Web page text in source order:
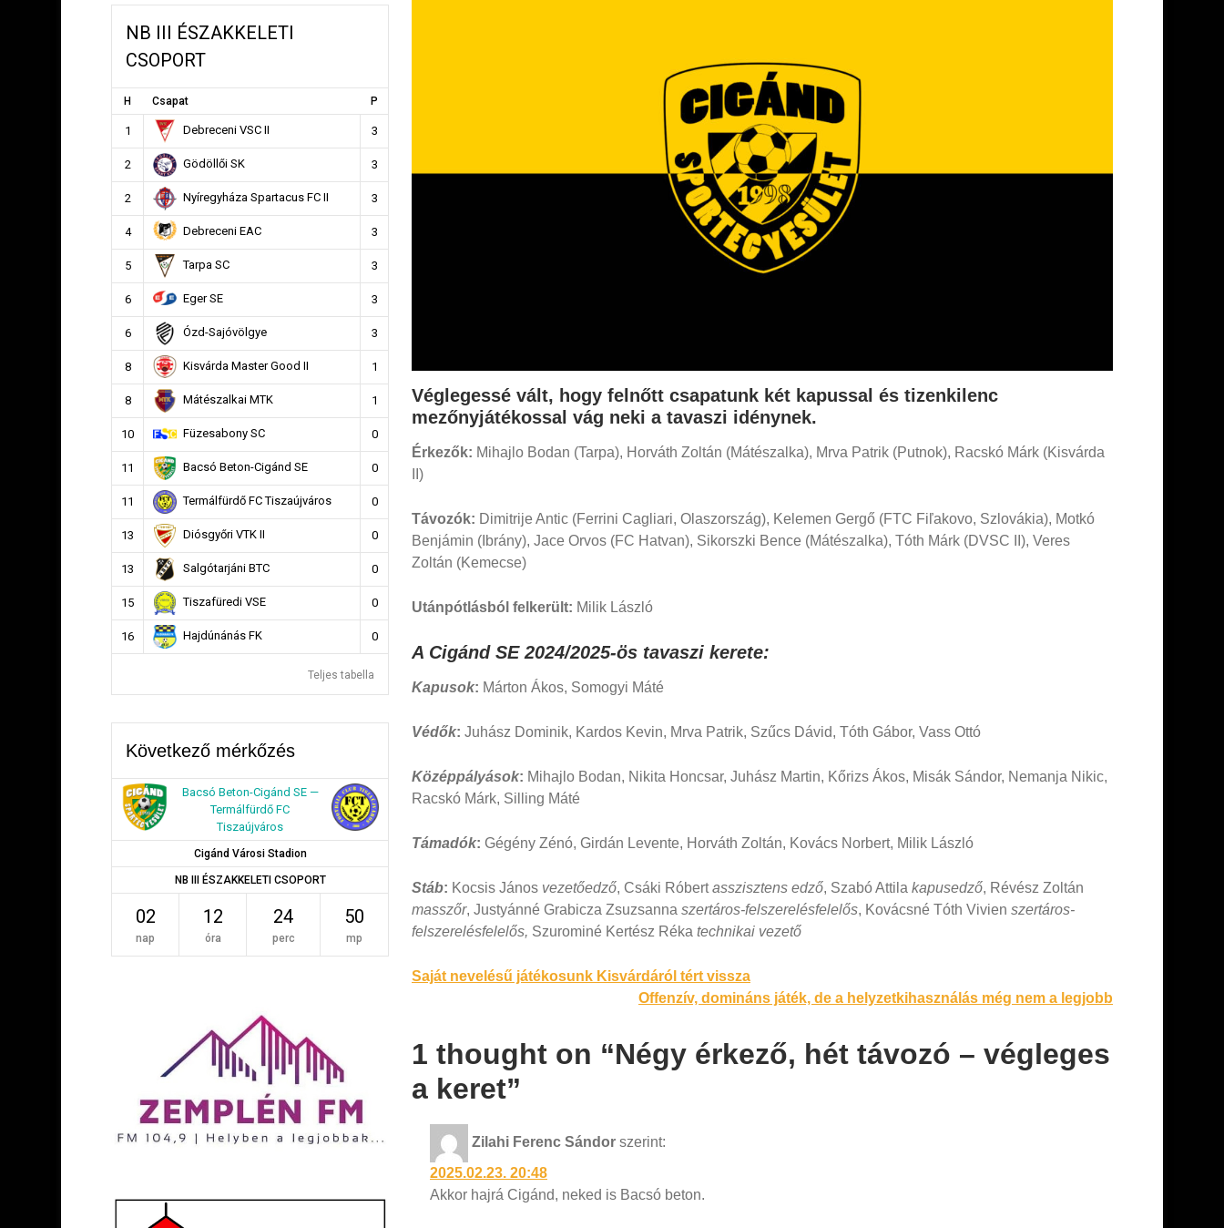
Véglegessé vált, hogy felnőtt csapatunk két kapussal és tizenkilenc
mezőnyjátékossal vág neki a tavaszi idénynek.
Érkezők: Mihajlo Bodan (Tarpa), Horváth Zoltán (Mátészalka), Mrva Patrik (Putnok), Racskó Márk (Kisvárda
II)
Távozók: Dimitrije Antic (Ferrini Cagliari, Olaszország), Kelemen Gergő (FTC Fiľakovo, Szlovákia), Motkó
Benjámin (Ibrány), Jace Orvos (FC Hatvan), Sikorszki Bence (Mátészalka), Tóth Márk (DVSC II), Veres
Zoltán (Kemecse)
Utánpótlásból felkerült: Milik László
A Cigánd SE 2024/2025-ös tavaszi kerete:
Kapusok: Márton Ákos, Somogyi Máté
Védők: Juhász Dominik, Kardos Kevin, Mrva Patrik, Szűcs Dávid, Tóth Gábor, Vass Ottó
Középpályások: Mihajlo Bodan, Nikita Honcsar, Juhász Martin, Kőrizs Ákos, Misák Sándor, Nemanja Nikic,
Racskó Márk, Silling Máté
Támadók: Gégény Zénó, Girdán Levente, Horváth Zoltán, Kovács Norbert, Milik László
Stáb: Kocsis János vezetőedző, Csáki Róbertasszisztens edző, Szabó Attila kapusedző, Révész Zoltán
masszőr, Justyánné Grabicza Zsuzsanna szertáros-felszerelésfelelős, Kovácsné Tóth Vivien szertáros-
felszerelésfelelős, Szurominé Kertész Réka technikai vezető
Bejegyzés
Saját nevelésű játékosunk Kisvárdáról tért vissza
Offenzív, domináns játék, de a helyzetkihasználás még nem a legjobb
1 thought on “Négy érkező, hét távozó – végleges
a keret”
Zilahi Ferenc Sándor szerint:
2025.02.23. 20:48
Akkor hajrá Cigánd, neked is Bacsó beton.
NB III ÉSZAKKELETI
CSOPORT
H Csapat P
1 Debreceni VSC II 3
2 Gödöllői SK 3
2 Nyíregyháza Spartacus FC II 3
4 Debreceni EAC 3
5 Tarpa SC 3
6 Eger SE 3
6 Ózd-Sajóvölgye 3
8 Kisvárda Master Good II 1
8 Mátészalkai MTK 1
10 Füzesabony SC 0
11 Bacsó Beton-Cigánd SE 0
11 Termálfürdő FC Tiszaújváros 0
13 Diósgyőri VTK II 0
13 Salgótarjáni BTC 0
15 Tiszafüredi VSE 0
16 Hajdúnánás FK 0
Teljes tabella
Következő mérkőzés
Bacsó Beton-Cigánd SE —
Termálfürdő FC
Tiszaújváros
Cigánd Városi Stadion
NB III ÉSZAKKELETI CSOPORT
02
nap
12
óra
24
perc
49
mp